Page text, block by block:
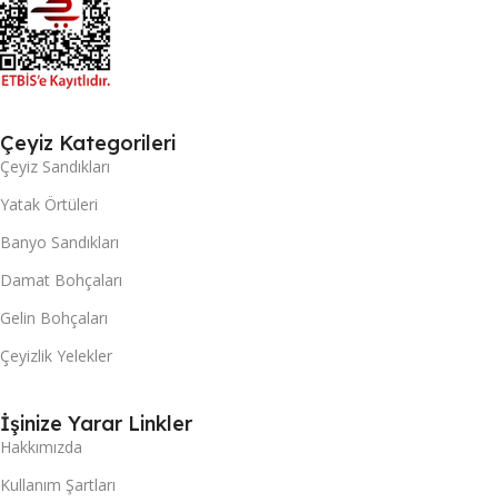
Çeyiz Kategorileri
Çeyiz Sandıkları
Yatak Örtüleri
Banyo Sandıkları
Damat Bohçaları
Gelin Bohçaları
Çeyizlik Yelekler
İşinize Yarar Linkler
Hakkımızda
Kullanım Şartları